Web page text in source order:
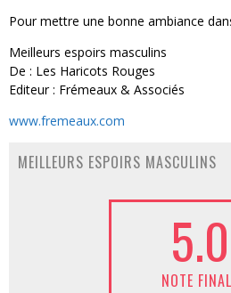
Pour mettre une bonne ambiance
Meilleurs espoirs masculins
De : Les Haricots Rouges
Editeur : Frémeaux & Associés
www.fremeaux.com
MEILLEURS ESPOIRS MASCULINS
5.0
NOTE